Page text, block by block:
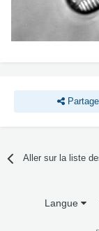
Aller sur la liste
Langue